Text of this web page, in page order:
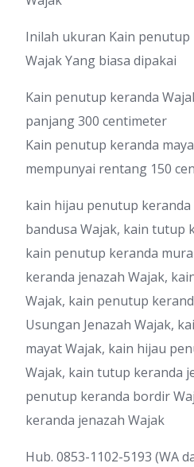
Inilah ukuran Kain penutup
Wajak Yang biasa dipakai
Kain penutup keranda
panjang 300 centimeter
Kain penutup keranda
mempunyai rentang 150
kain hijau penutup keranda
bandusa Wajak, kain tutup
kain penutup keranda
keranda jenazah Wajak,
Wajak, kain penutup
Usungan Jenazah Wajak,
mayat Wajak, kain hijau
Wajak, kain tutup keranda
penutup keranda bordir
keranda jenazah Wajak
Hub. 0853-1102-5193 (WA